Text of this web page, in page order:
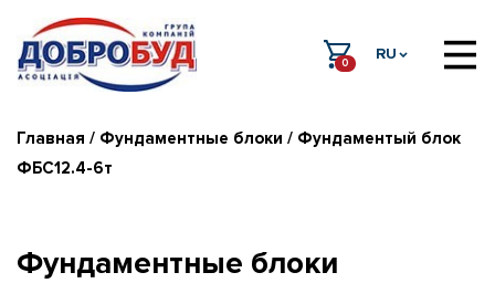
0
RU
Главная / Фундаментные блоки / Фундаментый блок
ФБС12.4-6т
Фундаментные блоки